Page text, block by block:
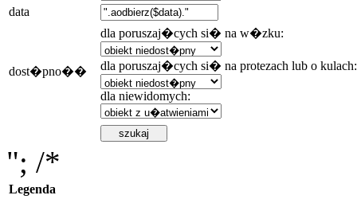
data
dost�pno��
dla poruszaj�cych si� na w�zku:
dla poruszaj�cych si� na protezach lub o kulach:
dla niewidomych:
"; /*
Legenda